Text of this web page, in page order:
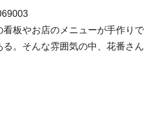
看板やお店のメニューが手作り
る。そんな雰囲気の中、花番さ